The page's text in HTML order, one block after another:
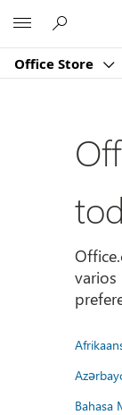
Office Store
varios
Bahasa